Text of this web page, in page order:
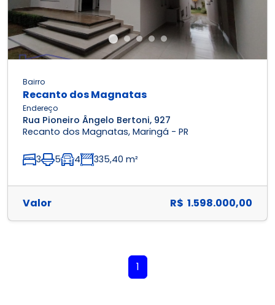
Bairro
Recanto dos Magnatas
Endereço
Rua Pioneiro Ângelo Bertoni, 927
Recanto dos Magnatas, Maringá - PR
3 5 4 335,40 m²
Valor R$ 1.598.000,00
1